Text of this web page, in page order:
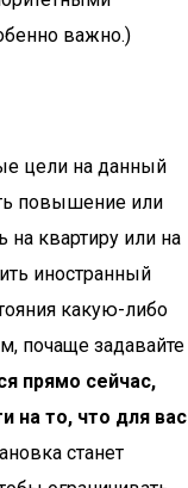
важно.)
цели на данный
повышение или
на квартиру или на
иностранный
какую-либо
почаще задавайте
прямо сейчас,
на то, что для вас
станет